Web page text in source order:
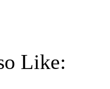
Like: